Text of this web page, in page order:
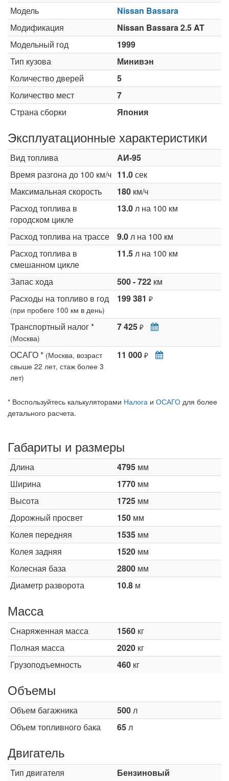
Модель
Nissan Bassara
Модификация
Nissan Bassara 2.5 AT
Модельный год
1999
Тип кузова
Минивэн
Количество дверей
5
Количество мест
7
Страна сборки
Япония
Эксплуатационные характеристики
Вид топлива
АИ-95
Время разгона до 100 км/ч 11.0сек
Максимальная скорость
180 км/ч
Расход топлива в
городском цикле
13.0л на 100 км
Расход топлива на трассе 9.0л на 100 км
Расход топлива в
смешанном цикле
11.5л на 100 км
Запас хода 500 - 722 км
Расходы на топливо в год
(при пробеге 100 км в день)
199 381 ₽
Транспортный налог *
(Москва)
7 425 ₽
ОСАГО * (Москва, возраст
свыше 22 лет, стаж более 3
лет)
11 000 ₽
* Воспользуйтесь калькуляторами Налога и ОСАГО для более
детального расчета.
Габариты и размеры
Длина 4795 мм
Ширина
1770 мм
Высота
1725 мм
Дорожный просвет
150 мм
Колея передняя
1535 мм
Колея задняя
1520 мм
Колесная база
2800 мм
Диаметр разворота
10.8 м
Масса
Снаряженная масса 1560 кг
Полная масса
2020 кг
Грузоподъемность
460 кг
Объемы
Объем багажника 500л
Объем топливного бака
65л
Двигатель
Тип двигателя
Бензиновый